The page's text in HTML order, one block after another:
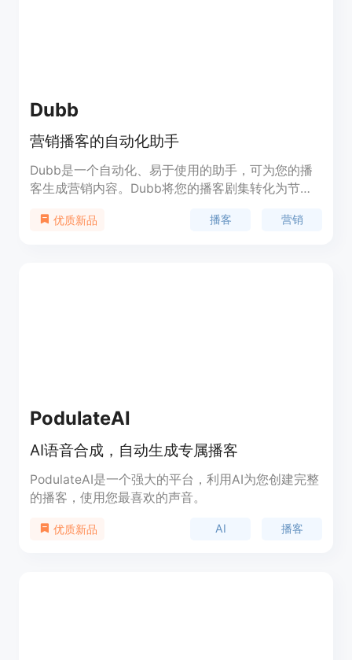
Dubb
营销播客的自动化助手
Dubb是一个自动化、易于使用的助手，可为您的播
客生成营销内容。Dubb将您的播客剧集转化为节目
容，助您在每个平台上进行营销。
优质新品 播客 营销
PodulateAI
AI语音合成，自动生成专属播客
PodulateAI是一个强大的平台，利用AI为您创建完整
的播客，使用您最喜欢的声音。
优质新品 AI 播客